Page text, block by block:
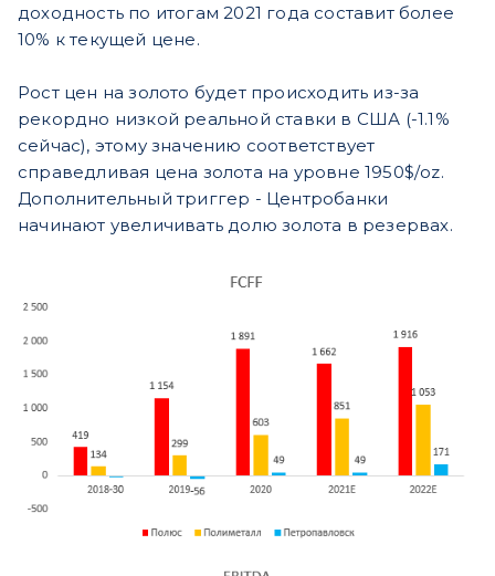
доходность по итогам 2021 года составит более
10% к текущей цене.
Рост цен на золото будет происходить из-за
рекордно низкой реальной ставки в США (-1.1%
сейчас), этому значению соответствует
справедливая цена золота на уровне 1950$/oz.
Дополнительный триггер - Центробанки
начинают увеличивать долю золота в резервах.